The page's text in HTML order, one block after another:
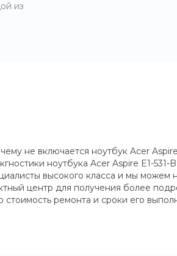
из
не включается ноутбук Acer
ноутбука Acer Aspire E1-
высокого класса и мы можем
центр для получения более
ремонта и сроки его